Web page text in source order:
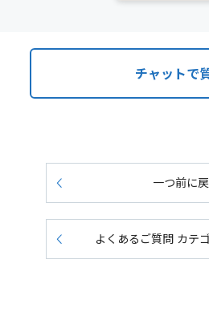
チャットで
一つ前に
よくあるご質問 カテ